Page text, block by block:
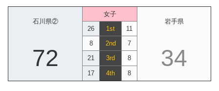
石川県②
女子
岩手県
26
1st 11
72
8 2nd 7
34
21 3rd 8
17 4th 8